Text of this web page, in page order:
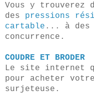
Vous y trouverez
des pressions
cartable ... à des
concurrence.
COUDRE ET BRODER
Le site internet
pour acheter
surjeteuse.